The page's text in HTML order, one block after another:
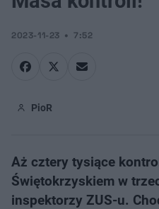
2023-11-23 7:52
PioR
Aż cztery tysiące
Świętokrzyskiem w
inspektorzy ZUS-u.